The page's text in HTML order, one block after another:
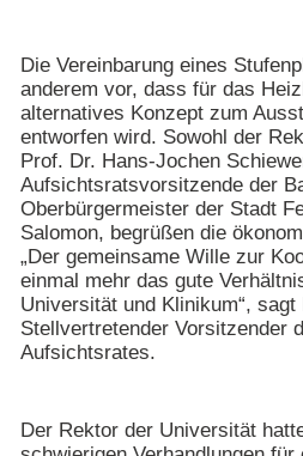
Die Vereinbarung eines
anderem vor, dass für das
alternatives Konzept zum
entworfen wird. Sowohl der
Prof. Dr. Hans-Jochen
Aufsichtsratsvorsitzende der
Oberbürgermeister der Stadt
Salomon, begrüßen die
„Der gemeinsame Wille zur
einmal mehr das gute
Universität und Klinikum“,
Stellvertretender Vorsitzender
Aufsichtsrates.
Der Rektor der Universität